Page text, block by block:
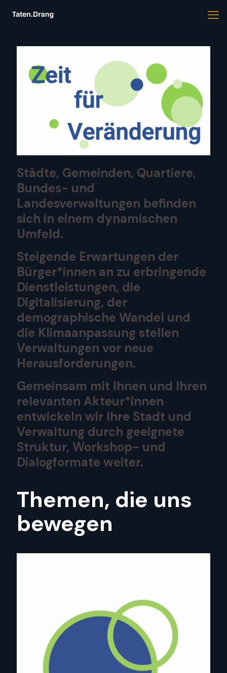
Städte, Gemeinden, Quartiere,
Bundes- und
Landesverwaltungen befinden
sich in einem dynamischen
Umfeld.
Steigende Erwartungen der
Bürger*innen an zu erbringende
Dienstleistungen, die
Digitalisierung, der
demographische Wandel und
die Klimaanpassung stellen
Verwaltungen vor neue
Herausforderungen.
Gemeinsam mit Ihnen und Ihren
relevanten Akteur*innen
entwickeln wir Ihre Stadt und
Verwaltung durch geeignete
Struktur, Workshop- und
Dialogformate weiter.
Themen, die uns
bewegen